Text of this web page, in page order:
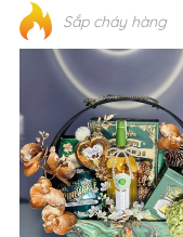
Sắp cháy hàng